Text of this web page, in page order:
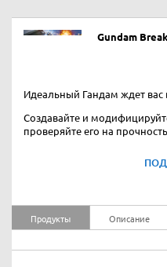
Gundam
Идеальный Гандам ждет вас
Создавайте и
проверяйте его на
Продукты Описание